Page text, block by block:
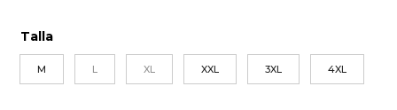
Talla
M L XL XXL 3XL 4XL